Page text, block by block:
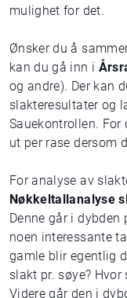
mulighet for det.
Ønsker du å
kan du gå inn i
og andre). Der kan
slakteresultater og
Sauekontrollen. For
ut per rase dersom
For analyse av
Nøkkeltallanalyse
Denne går i
noen interessante
gamle blir egentlig
slakt pr. søye?
Videre går den i